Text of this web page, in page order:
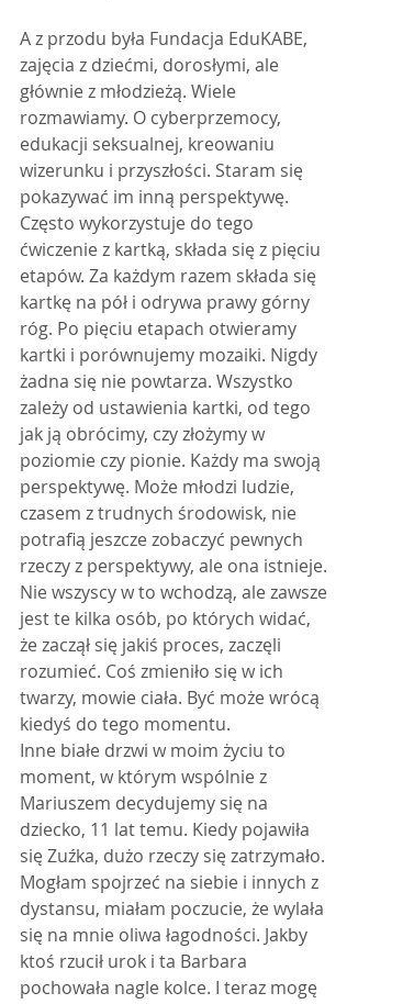
A z przodu była Fundacja EduKABE,
zajęcia z dziećmi, dorosłymi, ale
głównie z młodzieżą. Wiele
rozmawiamy. O cyberprzemocy,
edukacji seksualnej, kreowaniu
wizerunku i przyszłości. Staram się
pokazywać im inną perspektywę.
Często wykorzystuje do tego
ćwiczenie z kartką, składa się z pięciu
etapów. Za każdym razem składa się
kartkę na pół i odrywa prawy górny
róg. Po pięciu etapach otwieramy
kartki i porównujemy mozaiki. Nigdy
żadna się nie powtarza. Wszystko
zależy od ustawienia kartki, od tego
jak ją obrócimy, czy złożymy w
poziomie czy pionie. Każdy ma swoją
perspektywę. Może młodzi ludzie,
czasem z trudnych środowisk, nie
potrafią jeszcze zobaczyć pewnych
rzeczy z perspektywy, ale ona istnieje.
Nie wszyscy w to wchodzą, ale zawsze
jest te kilka osób, po których widać,
że zaczął się jakiś proces, zaczęli
rozumieć. Coś zmieniło się w ich
twarzy, mowie ciała. Być może wrócą
kiedyś do tego momentu.
Inne białe drzwi w moim życiu to
moment, w którym wspólnie z
Mariuszem decydujemy się na
dziecko, 11 lat temu. Kiedy pojawiła
się Zuźka, dużo rzeczy się zatrzymało.
Mogłam spojrzeć na siebie i innych z
dystansu, miałam poczucie, że wylała
się na mnie oliwa łagodności. Jakby
ktoś rzucił urok i ta Barbara
pochowała nagle kolce. I teraz mogę